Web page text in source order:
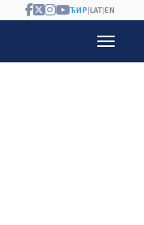
ЋИР|LAT|EN